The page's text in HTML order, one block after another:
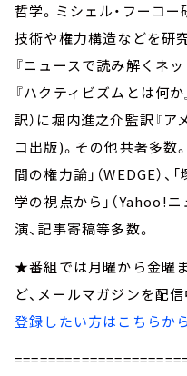
哲学。ミシェル・フーコ
技術や権力構造などを研
『ニュースで読み解くネ
『ハクティビズムとは何か
訳）に堀内進之介監訳『
コ出版)。その他共著多数
間の権力論」（WEDGE）
学の視点から」（Yahoo!
演、記事寄稿等多数。
★番組では月曜から金曜
ど、メールマガジンを配
登録したい方はこちらか